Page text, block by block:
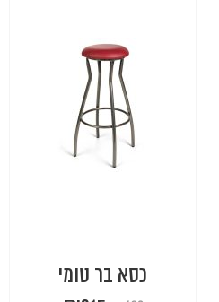
כסא בר טומי